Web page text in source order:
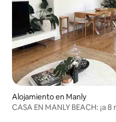
Alojamiento en Manly
CASA EN MANLY BEACH: ¡a